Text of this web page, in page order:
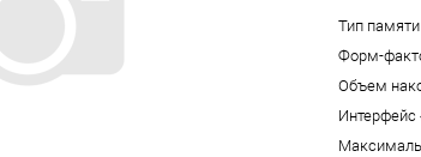
Тип
Форм-
Объем
Интерфейс